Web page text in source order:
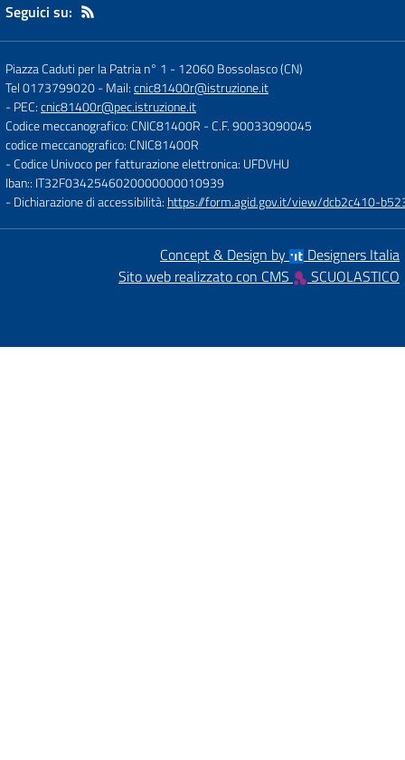
Seguici su:
Piazza Caduti per la Patria n° 1 -12060 Bossolasco (CN)
Tel 0173799020- Mail:cnic81400r@istruzione.it
- PEC:cnic81400r@pec.istruzione.it
Codice meccanografico: CNIC81400R - C.F. 90033090045
codice meccanografico: CNIC81400R
- Codice Univoco per fatturazione elettronica: UFDVHU
Iban:: IT32F0342546020000000010939
- Dichiarazione di accessibilità: https://form.agid.gov.it/view/dcb2c410-
Concept & Design by
Designers Italia
Sito web realizzato con CMS
SCUOLASTICO